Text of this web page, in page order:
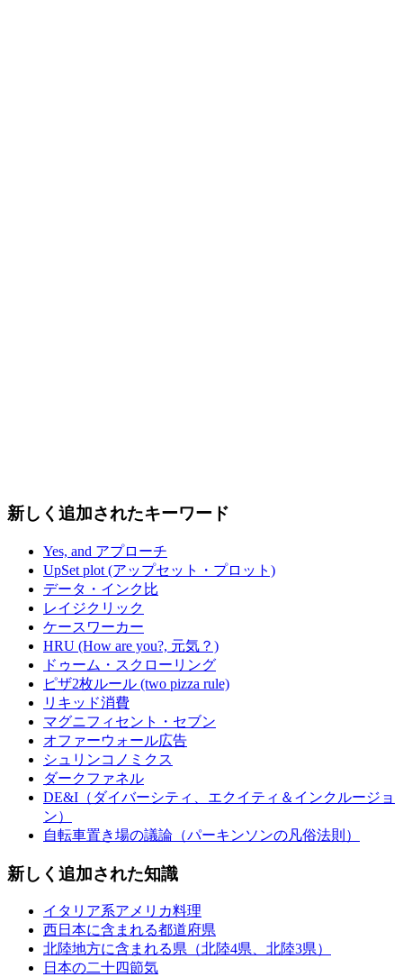
新しく追加されたキーワード
Yes, and アプローチ
UpSet plot (アップセット・プロット)
データ・インク比
レイジクリック
ケースワーカー
HRU (How are you?, 元気？)
ドゥーム・スクローリング
ピザ2枚ルール (two pizza rule)
リキッド消費
マグニフィセント・セブン
オファーウォール広告
シュリンコノミクス
ダークファネル
DE&I（ダイバーシティ、エクイティ＆インクルージョ
ン）
自転車置き場の議論（パーキンソンの凡俗法則）
新しく追加された知識
イタリア系アメリカ料理
西日本に含まれる都道府県
北陸地方に含まれる県（北陸4県、北陸3県）
日本の二十四節気